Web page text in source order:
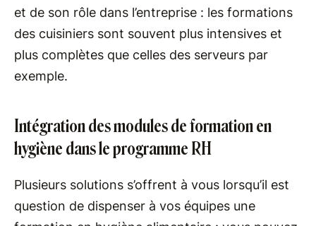
et de son rôle dans l’entreprise : les formations
des cuisiniers sont souvent plus intensives et
plus complètes que celles des serveurs par
exemple.
Intégration des modules de formation en
hygiène dans le programme RH
Plusieurs solutions s’offrent à vous lorsqu’il est
question de dispenser à vos équipes une